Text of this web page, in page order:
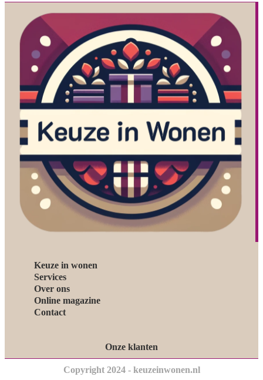
Keuze in wonen
Services
Over ons
Online magazine
Contact
Onze klanten
Copyright 2024 - keuzeinwonen.nl